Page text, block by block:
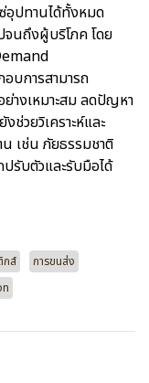
อุปทานได้ทั้งหมด
นถึงผู้บริโภค โดย
บการสามารถ
างเหมาะสม ลดปัญหา
วยวิเคราะห์และ
เช่น ภัยธรรมชาติ
รับตัวและรับมือได้
กส์
การขนส่ง